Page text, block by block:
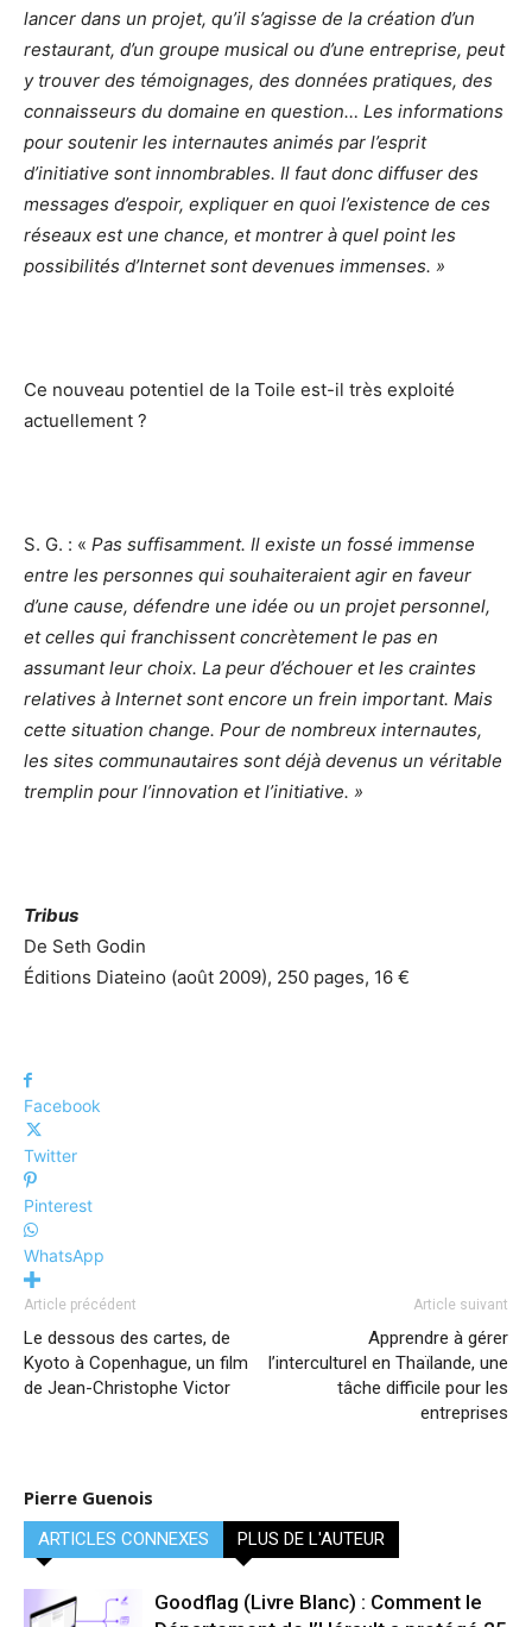
lancer dans un projet, qu’il s’agisse de la création d’un
restaurant, d’un groupe musical ou d’une entreprise, peut
y trouver des témoignages, des données pratiques, des
connaisseurs du domaine en question… Les informations
pour soutenir les internautes animés par l’esprit
d’initiative sont innombrables. Il faut donc diffuser des
messages d’espoir, expliquer en quoi l’existence de ces
réseaux est une chance, et montrer à quel point les
possibilités d’Internet sont devenues immenses. »
Ce nouveau potentiel de la Toile est-il très exploité
actuellement ?
S. G. : « Pas suffisamment. Il existe un fossé immense
entre les personnes qui souhaiteraient agir en faveur
d’une cause, défendre une idée ou un projet personnel,
et celles qui franchissent concrètement le pas en
assumant leur choix. La peur d’échouer et les craintes
relatives à Internet sont encore un frein important. Mais
cette situation change. Pour de nombreux internautes,
les sites communautaires sont déjà devenus un véritable
tremplin pour l’innovation et l’initiative. »
Tribus
De Seth Godin
Éditions Diateino (août 2009), 250 pages, 16 €
Facebook
Twitter
Pinterest
WhatsApp
Article précédent
Le dessous des cartes, de
Kyoto à Copenhague, un film
de Jean-Christophe Victor
Article suivant
Apprendre à gérer
l’interculturel en Thaïlande, une
tâche difficile pour les
entreprises
Pierre Guenois
ARTICLES CONNEXES PLUS DE L'AUTEUR
Goodflag (Livre Blanc) : Comment le